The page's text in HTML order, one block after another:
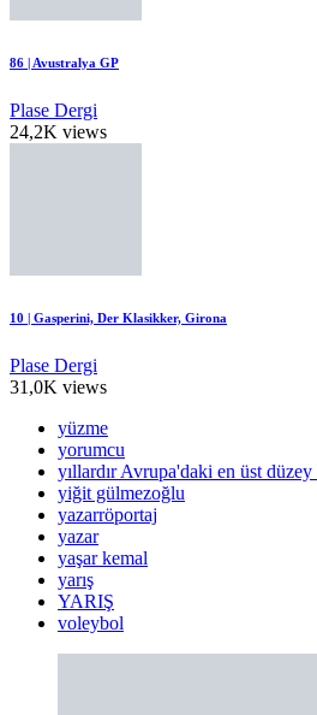
86 | Avustralya GP
Plase Dergi
24,2K views
10 | Gasperini, Der Klasikker, Girona
Plase Dergi
31,0K views
yüzme
yorumcu
yıllardır Avrupa'daki en üst düzey
yiğit gülmezoğlu
yazarröportaj
yazar
yaşar kemal
yarış
YARIŞ
voleybol